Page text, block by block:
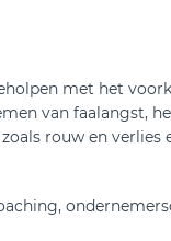
met het
van faalangst,
rouw en verlies